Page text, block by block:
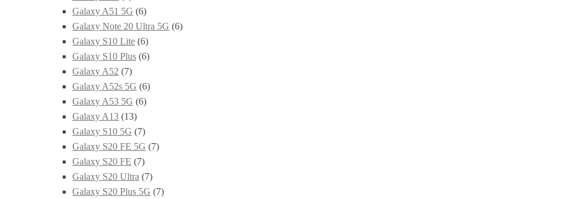
Galaxy A51 5G (6)
Galaxy Note 20 Ultra 5G (6)
Galaxy S10 Lite (6)
Galaxy S10 Plus (6)
Galaxy A52 (7)
Galaxy A52s 5G (6)
Galaxy A53 5G (6)
Galaxy A13 (13)
Galaxy S10 5G (7)
Galaxy S20 FE 5G (7)
Galaxy S20 FE (7)
Galaxy S20 Ultra (7)
Galaxy S20 Plus 5G (7)